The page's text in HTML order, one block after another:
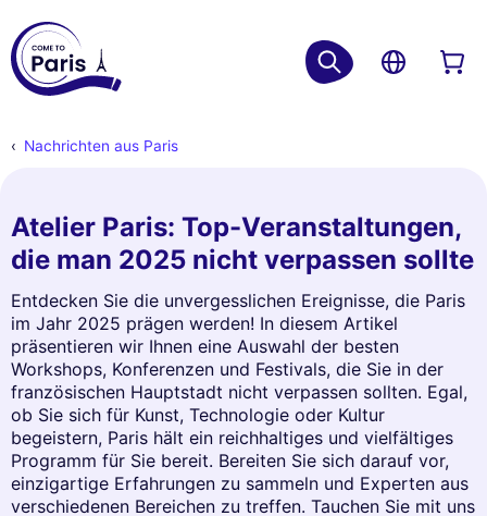
Nachrichten aus Paris
Atelier Paris: Top-Veranstaltungen,
die man 2025 nicht verpassen sollte
Entdecken Sie die unvergesslichen Ereignisse, die Paris
im Jahr 2025 prägen werden! In diesem Artikel
präsentieren wir Ihnen eine Auswahl der besten
Workshops, Konferenzen und Festivals, die Sie in der
französischen Hauptstadt nicht verpassen sollten. Egal,
ob Sie sich für Kunst, Technologie oder Kultur
begeistern, Paris hält ein reichhaltiges und vielfältiges
Programm für Sie bereit. Bereiten Sie sich darauf vor,
einzigartige Erfahrungen zu sammeln und Experten aus
verschiedenen Bereichen zu treffen. Tauchen Sie mit uns